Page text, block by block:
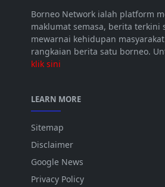
Borneo Network ialah platform
maklumat semasa, berita terkini
mewarnai kehidupan
rangkaian berita satu borneo.
klik sini
LEARN MORE
Sitemap
Disclaimer
Google News
Privacy Policy